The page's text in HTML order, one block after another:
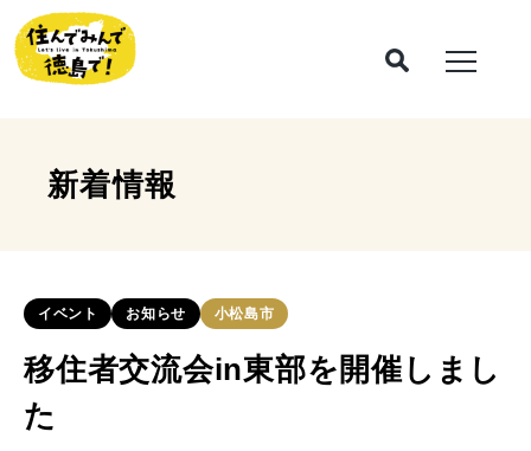
新着情報
イベント お知らせ 小松島市
移住者交流会in東部を開催しまし
た